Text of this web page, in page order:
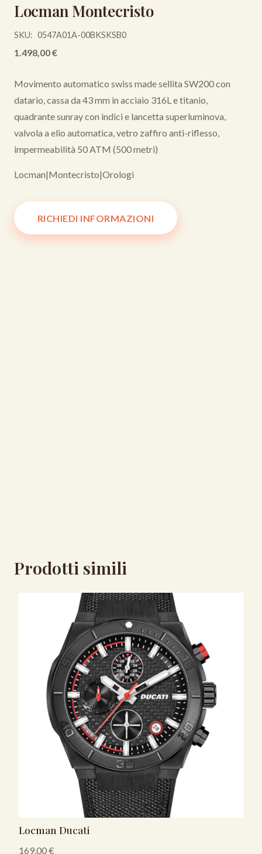
Locman Montecristo
SKU: 0547A01A-00BKSKSB0
1.498,00€
Movimento automatico swiss made sellita SW200 con
datario, cassa da 43 mm in acciaio 316L e titanio,
quadrante sunray con indici e lancetta superluminova,
valvola a elio automatica, vetro zaffiro anti-riflesso,
impermeabilità 50 ATM (500 metri)
Locman|Montecristo|Orologi
RICHIEDI INFORMAZIONI
Prodotti simili
Locman Ducati
169,00€